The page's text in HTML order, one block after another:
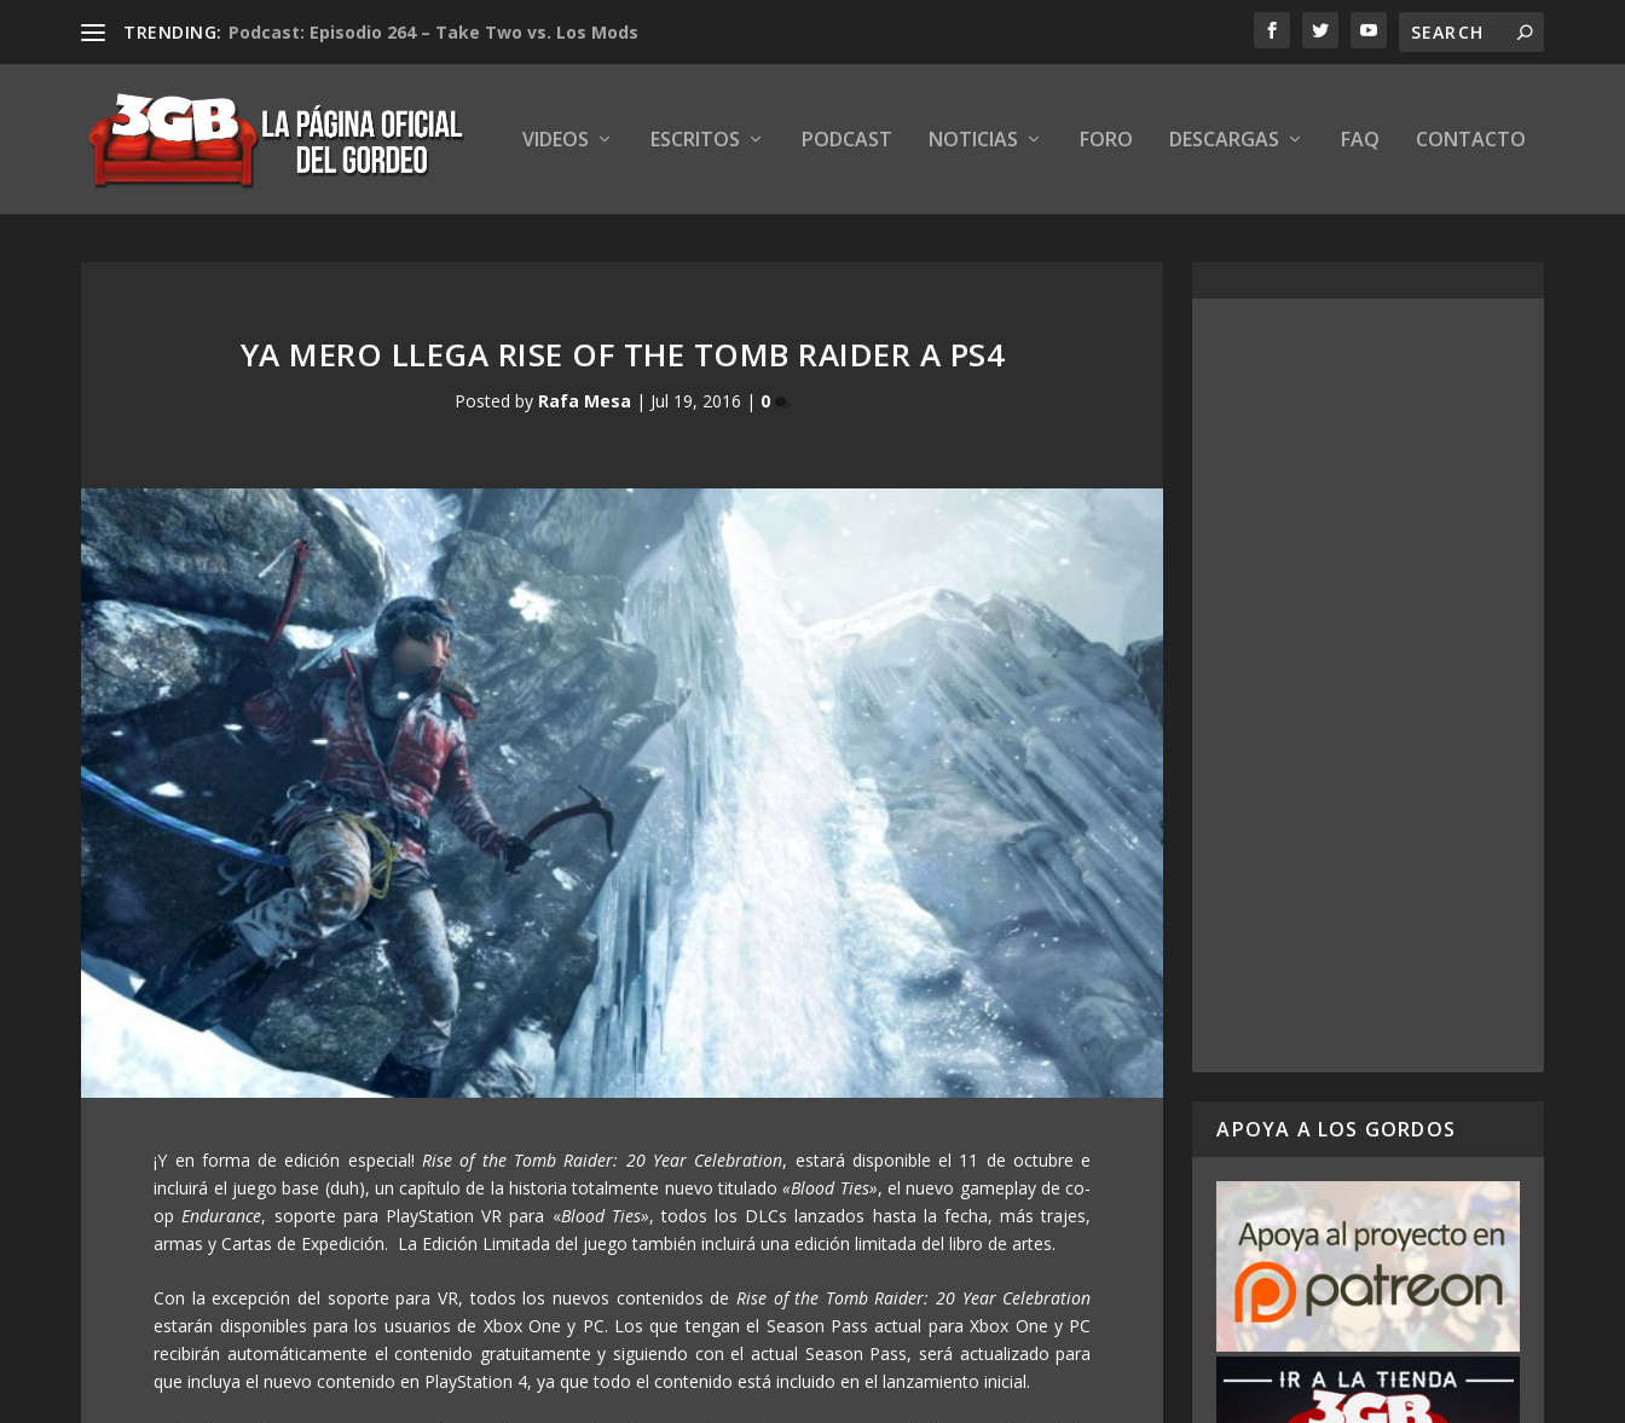
TRENDING: Podcast: Episodio 264 – Take Two vs. Los Mods
VIDEOS ESCRITOS PODCAST NOTICIAS FORO DESCARGAS FAQ CONTACTO
YA MERO LLEGA RISE OF THE TOMB RAIDER A PS4
Posted by Rafa Mesa | Jul 19, 2016 | 0
¡Y en forma de edición especial!Rise of the Tomb Raider: 20 Year Celebration, estará disponible el 11 de octubre e
incluirá el juego base (duh), un capítulo de la historia totalmente nuevo titulado«Blood Ties», el nuevo gameplay de co-
opEndurance, soporte para PlayStation VR para «Blood Ties», todos los DLCs lanzados hasta la fecha, más trajes,
armas y Cartas de Expedición. La Edición Limitada del juego también incluirá una edición limitada del libro de artes.
Con la excepción del soporte para VR, todos los nuevos contenidos de Rise of the Tomb Raider: 20 Year Celebration
estarán disponibles para los usuarios de Xbox One y PC. Los que tengan el Season Pass actual para Xbox One y PC
recibirán automáticamente el contenido gratuitamente y siguiendo con el actual Season Pass, será actualizado para
que incluya el nuevo contenido en PlayStation 4, ya que todo el contenido está incluido en el lanzamiento inicial.
APOYA A LOS GORDOS